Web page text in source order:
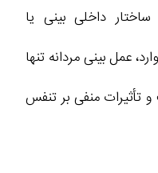
داخلی بینی یا
عمل بینی مردانه تنها
تأثیرات منفی بر تنفس